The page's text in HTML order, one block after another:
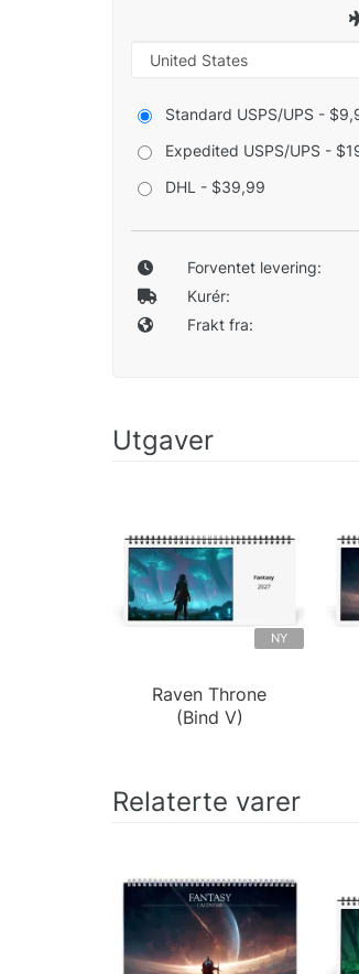
Standard USPS/UPS -
Expedited USPS/UPS -
DHL - $39,99
Forventet levering:
Kurér:
Frakt fra:
Utgaver
NY
Raven Throne
(Bind V)
Relaterte varer